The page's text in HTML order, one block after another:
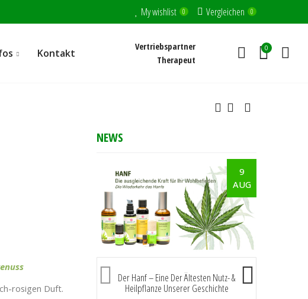
My wishlist 0 Vergleichen 0
Kontakt
Vertriebspartner
Therapeut
0
rosigen Duft.
NEWS
9
AUG
Der Hanf – Eine Der Ältesten Nutz- &
Heilpflanze Unserer Geschichte